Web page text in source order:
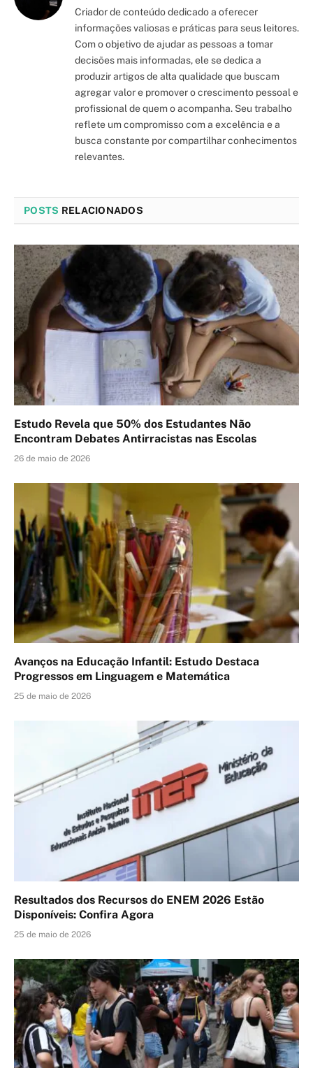
Criador de conteúdo dedicado a oferecer
informações valiosas e práticas para seus leitores.
Com o objetivo de ajudar as pessoas a tomar
decisões mais informadas, ele se dedica a
produzir artigos de alta qualidade que buscam
agregar valor e promover o crescimento pessoal e
profissional de quem o acompanha. Seu trabalho
reflete um compromisso com a excelência e a
busca constante por compartilhar conhecimentos
relevantes.
POSTS RELACIONADOS
Estudo Revela que 50% dos Estudantes Não
Encontram Debates Antirracistas nas Escolas
26 de maio de 2026
Avanços na Educação Infantil: Estudo Destaca
Progressos em Linguagem e Matemática
25 de maio de 2026
Resultados dos Recursos do ENEM 2026 Estão
Disponíveis: Confira Agora
25 de maio de 2026